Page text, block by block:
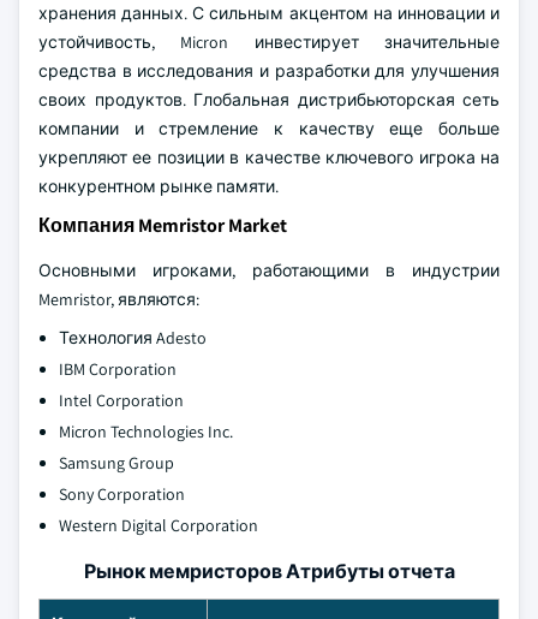
хранения данных. С сильным акцентом на инновации и
устойчивость, Micron инвестирует значительные
средства в исследования и разработки для улучшения
своих продуктов. Глобальная дистрибьюторская сеть
компании и стремление к качеству еще больше
укрепляют ее позиции в качестве ключевого игрока на
конкурентном рынке памяти.
Компания Memristor Market
Основными игроками, работающими в индустрии
Memristor, являются:
Технология Adesto
IBM Corporation
Intel Corporation
Micron Technologies Inc.
Samsung Group
Sony Corporation
Western Digital Corporation
Рынок мемристоров Атрибуты отчета